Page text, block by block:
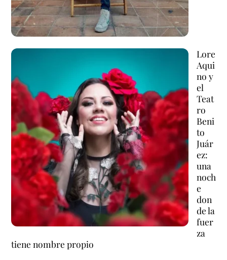
Lore
Aqui
no y
el
Teat
ro
Beni
to
Juár
ez:
una
noch
e
don
de la
fuer
za
tiene nombre propio